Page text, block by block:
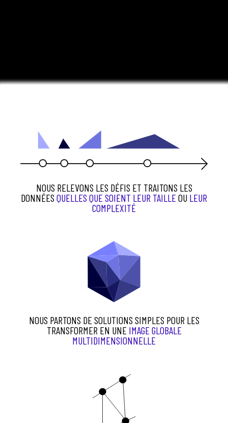
NOUS RELEVONS LES DÉFIS ET TRAITONS LES
DONNÉES QUELLES QUE SOIENT LEUR TAILLE OU LEUR
COMPLEXITÉ
NOUS PARTONS DE SOLUTIONS SIMPLES POUR LES
TRANSFORMER EN UNE IMAGE GLOBALE
MULTIDIMENSIONNELLE